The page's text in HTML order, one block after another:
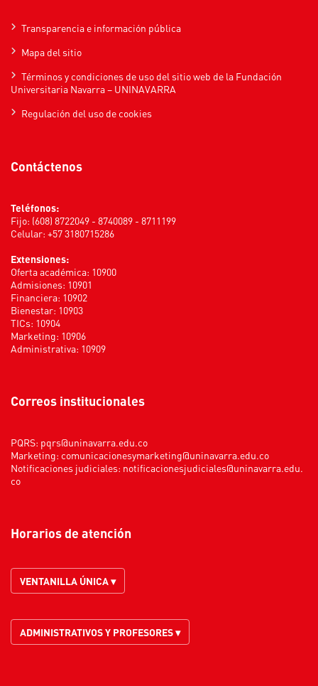
Transparencia e información pública
Mapa del sitio
Términos y condiciones de uso del sitio web de la Fundación
Universitaria Navarra – UNINAVARRA
Regulación del uso de cookies
Contáctenos
Teléfonos:
Fijo: (608) 8722049 - 8740089 - 8711199
Celular: +57 3180715286
Extensiones:
Oferta académica: 10900
Admisiones: 10901
Financiera: 10902
Bienestar: 10903
TICs: 10904
Marketing: 10906
Administrativa: 10909
Correos institucionales
PQRS: pqrs@uninavarra.edu.co
Marketing: comunicacionesymarketing@uninavarra.edu.co
Notificaciones judiciales: notificacionesjudiciales@uninavarra.edu.
co
Horarios de atención
VENTANILLA ÚNICA ▾
ADMINISTRATIVOS Y PROFESORES ▾